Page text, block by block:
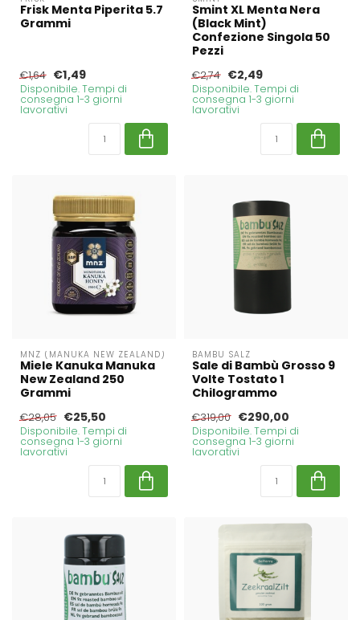
Frisk Menta Piperita 5.7
Grammi
€1,64 €1,49
Disponibile. Tempi di
consegna 1-3 giorni
lavorativi
Smint XL Menta Nera
(Black Mint)
Confezione Singola 50
Pezzi
€2,74 €2,49
Disponibile. Tempi di
consegna 1-3 giorni
lavorativi
MNZ (MANUKA NEW ZEALAND)
Miele Kanuka Manuka
New Zealand 250
Grammi
€28,05 €25,50
Disponibile. Tempi di
consegna 1-3 giorni
lavorativi
BAMBU SALZ
Sale di Bambù Grosso 9
Volte Tostato 1
Chilogrammo
€319,00 €290,00
Disponibile. Tempi di
consegna 1-3 giorni
lavorativi